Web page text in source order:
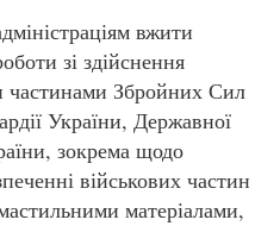
вжити
зі здійснення
частинами Збройних Сил
України, Державної
зокрема щодо
військових частин
матеріалами,